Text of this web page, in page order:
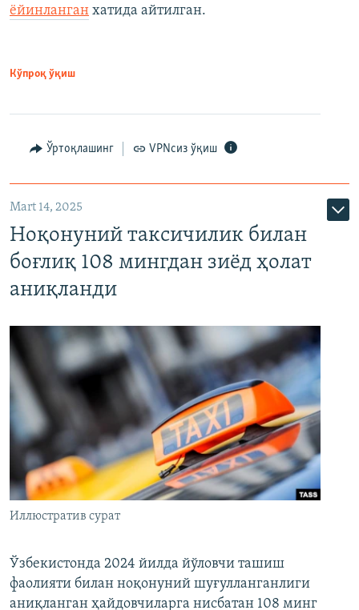
ёйинланган хатида айтилган.
Кўпроқ ўқиш
Ўртоқлашинг VPNсиз ўқиш
Mart 14, 2025
Ноқонуний таксичилик билан
боғлиқ 108 мингдан зиёд ҳолат
аниқланди
Иллюстратив сурат
Ўзбекистонда 2024 йилда йўловчи ташиш
фаолияти билан ноқонуний шуғулланганлиги
аниқланган ҳайдовчиларга нисбатан 108 минг